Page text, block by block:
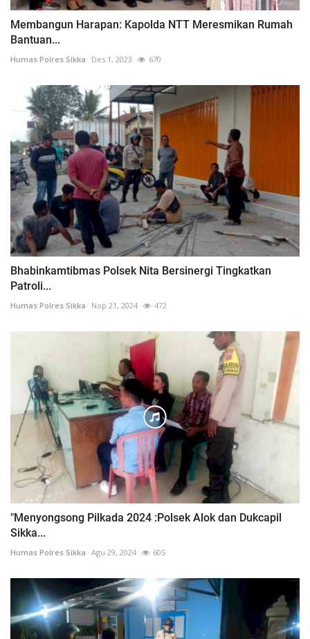
Membangun Harapan: Kapolda NTT Meresmikan Rumah
Bantuan...
Humas Polres Sikka Des 1, 2023 670
Bhabinkamtibmas Polsek Nita Bersinergi Tingkatkan
Patroli...
Humas Polres Sikka Nop 21, 2024 472
"Menyongsong Pilkada 2024 :Polsek Alok dan Dukcapil
Sikka...
Humas Polres Sikka Agu 29, 2024 605